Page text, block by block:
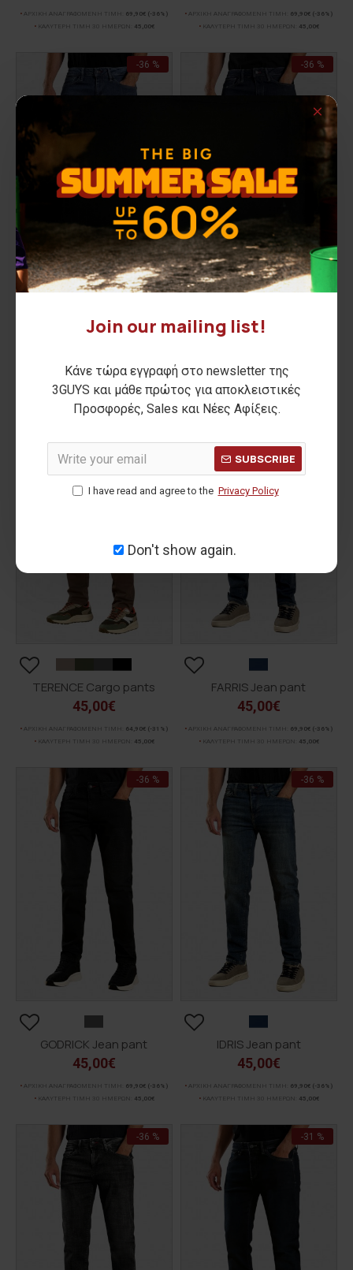
Join our mailing list!
Κάνε τώρα εγγραφή στο newsletter της
3GUYS και μάθε πρώτος για αποκλειστικές
Προσφορές, Sales και Νέες Αφίξεις.
SUBSCRIBE
I have read and agree to the Privacy Policy
Don't show again.
ΑΡΧΙΚΗ ΑΝΑΓΡΑΦΟΜΕΝΗ ΤΙΜΗ: 69,90€ (-36%)
ΚΑΛΥΤΕΡΗ ΤΙΜΗ 30 ΗΜΕΡΩΝ:
45,00€
ΑΡΧΙΚΗ ΑΝΑΓΡΑΦΟΜΕΝΗ ΤΙΜΗ: 69,90€ (-36%)
ΚΑΛΥΤΕΡΗ ΤΙΜΗ 30 ΗΜΕΡΩΝ:
45,00€
-36 %
TIMOTHY Jean pant
ΑΡΧΙΚΗ ΑΝΑΓΡΑΦΟΜΕΝΗ ΤΙΜΗ:69,90€ (-36%)
ΚΑΛΥΤΕΡΗ ΤΙΜΗ 30 ΗΜΕΡΩΝ: 45,00€
-36 %
ORION Jean pant
ΑΡΧΙΚΗ ΑΝΑΓΡΑΦΟΜΕΝΗ ΤΙΜΗ:
ΚΑΛΥΤΕΡΗ ΤΙΜΗ 30 ΗΜΕΡΩΝ:
TERENCE Cargo pants
45,00€
ΑΡΧΙΚΗ ΑΝΑΓΡΑΦΟΜΕΝΗ ΤΙΜΗ: 64,90€ (-31%)
ΚΑΛΥΤΕΡΗ ΤΙΜΗ 30 ΗΜΕΡΩΝ:
45,00€
FARRIS Jean pant
45,00€
ΑΡΧΙΚΗ ΑΝΑΓΡΑΦΟΜΕΝΗ ΤΙΜΗ: 69,90€ (-36%)
ΚΑΛΥΤΕΡΗ ΤΙΜΗ 30 ΗΜΕΡΩΝ:
45,00€
-36 %
GODRICK Jean pant
45,00€
ΑΡΧΙΚΗ ΑΝΑΓΡΑΦΟΜΕΝΗ ΤΙΜΗ: 69,90€ (-36%)
ΚΑΛΥΤΕΡΗ ΤΙΜΗ 30 ΗΜΕΡΩΝ:
45,00€
-36 %
IDRIS Jean pant
45,00€
ΑΡΧΙΚΗ ΑΝΑΓΡΑΦΟΜΕΝΗ ΤΙΜΗ: 69,90€ (-36%)
ΚΑΛΥΤΕΡΗ ΤΙΜΗ 30 ΗΜΕΡΩΝ:
45,00€
-36 % -31 %